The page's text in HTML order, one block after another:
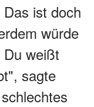
ist doch
würde
weißt
sagte